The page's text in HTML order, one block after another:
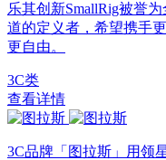
乐其创新SmallRig被誉
道的定义者，希望携手
更自由。
3C类
查看详情
3C品牌「图拉斯」用领